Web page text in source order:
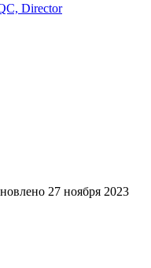
Director
27 ноября 2023